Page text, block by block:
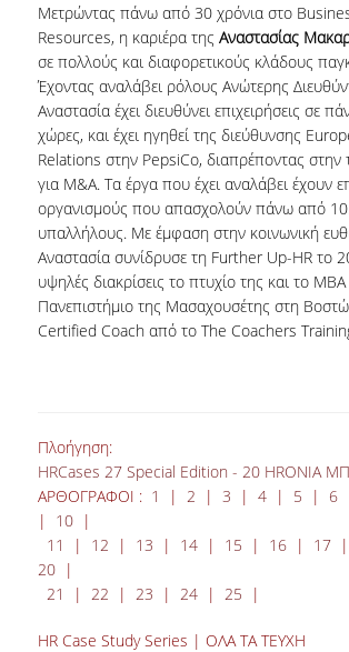
Μετρώντας πάνω από 30 χρόνια στο
Resources, η καριέρα της Αναστασίας
σε πολλούς και διαφορετικούς κλάδους
Έχοντας αναλάβει ρόλους Ανώτερης
Αναστασία έχει διευθύνει επιχειρήσεις σε
χώρες, και έχει ηγηθεί της διεύθυνσης
Relations στην PepsiCo, διαπρέποντας στην
για M&A. Τα έργα που έχει αναλάβει έχουν
οργανισμούς που απασχολούν πάνω από
υπαλλήλους. Με έμφαση στην κοινωνική
Αναστασία συνίδρυσε τη Further Up-HR το
υψηλές διακρίσεις το πτυχίο της και το
Πανεπιστήμιο της Μασαχουσέτης στη
Certified Coach από το The Coachers
Πλοήγηση:
HRCases 27 Special Edition - 20 HRΟΝΙΑ
ΑΡΘΟΓΡΑΦΟΙ :1 | 2 | 3 | 4 | 5 | 6
|
10 |
11
| 12 | 13 | 14 | 15 | 16 | 17 |
20 |
21
| 22 | 23 | 24 | 25 |
HR Case Study Series | ΟΛΑ ΤΑ ΤΕΥΧΗ